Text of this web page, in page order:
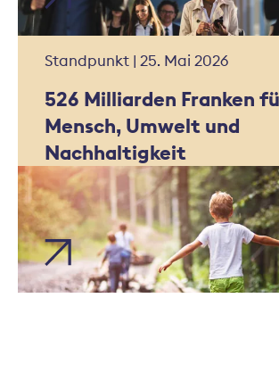
Standpunkt | 25. Mai 2026
526 Milliarden Franken
Mensch, Umwelt und
Nachhaltigkeit